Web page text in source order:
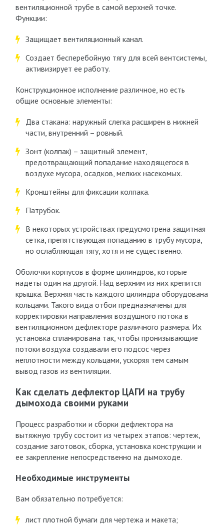
вентиляционной трубе в самой верхней точке.
Функции:
Защищает вентиляционный канал.
Создает бесперебойную тягу для всей вентсистемы,
активизирует ее работу.
Конструкционное исполнение различное, но есть
общие основные элементы:
Два стакана: наружный слегка расширен в нижней
части, внутренний – ровный.
Зонт (колпак) – защитный элемент,
предотвращающий попадание находящегося в
воздухе мусора, осадков, мелких насекомых.
Кронштейны для фиксации колпака.
Патрубок.
В некоторых устройствах предусмотрена защитная
сетка, препятствующая попаданию в трубу мусора,
но ослабляющая тягу, хотя и не существенно.
Оболочки корпусов в форме цилиндров, которые
надеты один на другой. Над верхним из них крепится
крышка. Верхняя часть каждого цилиндра оборудована
кольцами. Такого вида отбои предназначены для
корректировки направления воздушного потока в
вентиляционном дефлекторе различного размера. Их
установка спланирована так, чтобы пронизывающие
потоки воздуха создавали его подсос через
неплотности между кольцами, ускоряя тем самым
вывод газов из вентиляции.
Как сделать дефлектор ЦАГИ на трубу
дымохода своими руками
Процесс разработки и сборки дефлектора на
вытяжную трубу состоит из четырех этапов: чертеж,
создание заготовок, сборка, установка конструкции и
ее закрепление непосредственно на дымоходе.
Необходимые инструменты
Вам обязательно потребуется:
лист плотной бумаги для чертежа и макета;